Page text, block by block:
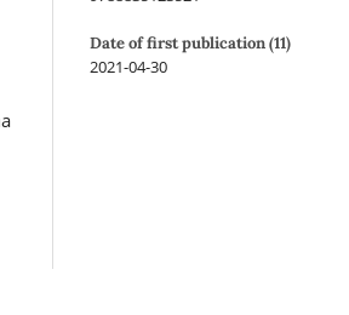
Date of first publication (11)
2021-04-30